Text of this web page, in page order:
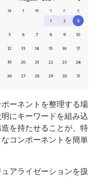
ーネントを整理する場
にキーワードを組み込
を持たせることが、特
コンポーネントを簡単
アライゼーションを扱